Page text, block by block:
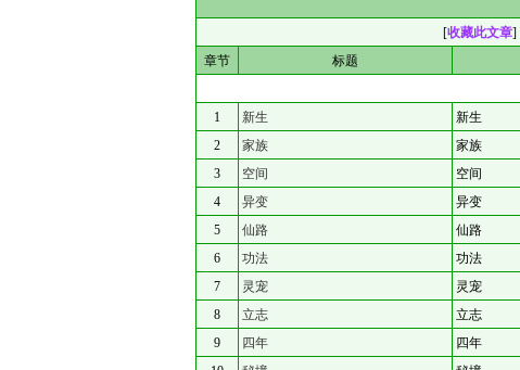
[收藏此文章]
章节
标题
1
新生 新生
2
家族 家族
3
空间 空间
4
异变 异变
5
仙路 仙路
6
功法 功法
7
灵宠 灵宠
8
立志 立志
9
四年 四年